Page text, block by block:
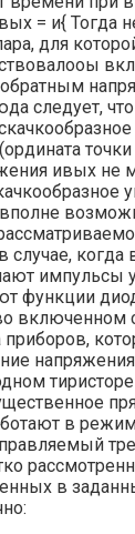
= и{ Тогда
для
следует,
ивых не
случае, когда
импульсы
функции
включенном
приборов,
в
в